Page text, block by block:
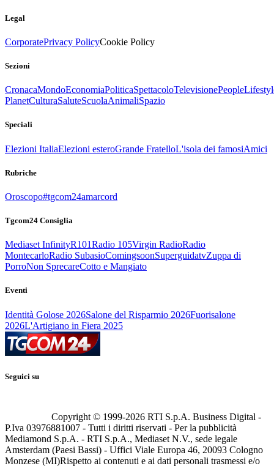
Legal
CorporatePrivacy PolicyCookie Policy
Sezioni
CronacaMondoEconomiaPoliticaSpettacoloTelevisionePeople
PlanetCulturaSaluteScuolaAnimaliSpazio
Speciali
Elezioni ItaliaElezioni esteroGrande FratelloL'isola dei famosiAmici
Rubriche
Oroscopo#tgcom24amarcord
Tgcom24 Consiglia
Mediaset InfinityR101Radio 105Virgin RadioRadio
MontecarloRadio SubasioComingsoonSuperguidatvZuppa di
PorroNon SprecareCotto e Mangiato
Eventi
Identità Golose 2026Salone del Risparmio 2026Fuorisalone
2026L'Artigiano in Fiera 2025
Seguici su
Copyright © 1999-2026 RTI S.p.A. Business Digital -
P.Iva 03976881007 - Tutti i diritti riservati - Per la pubblicità
Mediamond S.p.A. - RTI S.p.A., Mediaset N.V., sede legale
Amsterdam (Paesi Bassi) - Uffici Viale Europa 46, 20093 Cologno
Monzese (MI)Rispetto ai contenuti e ai dati personali trasmessi e/o